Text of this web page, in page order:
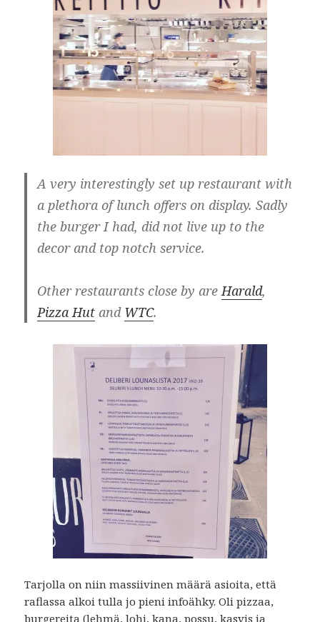
A very interestingly set up restaurant with
a plethora of lunch offers on display. Sadly
the burger I had, did not live up to the
decor and top notch service.
Other restaurants close by areHarald,
Pizza Hut and WTC.
Tarjolla on niin massiivinen määrä asioita, että
raflassa alkoi tulla jo pieni infoähky. Oli pizzaa,
burgereita (lehmä, lohi, kana, possu, kasvis ja